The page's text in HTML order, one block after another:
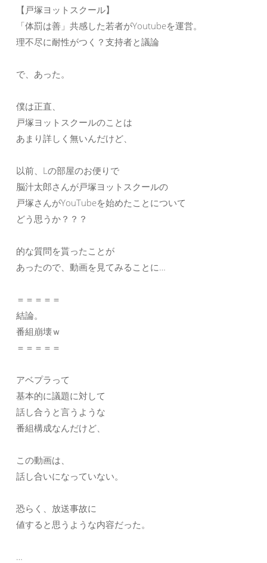
【戸塚ヨットスクール】
「体罰は善」共感した若者がYoutubeを運営。
理不尽に耐性がつく？支持者と議論
で、あった。
僕は正直、
戸塚ヨットスクールのことは
あまり詳しく無いんだけど、
以前、Lの部屋のお便りで
脳汁太郎さんが戸塚ヨットスクールの
戸塚さんがYouTubeを始めたことについて
どう思うか？？？
的な質問を貰ったことが
あったので、動画を見てみることに…
＝＝＝＝＝
結論。
番組崩壊ｗ
＝＝＝＝＝
アベプラって
基本的に議題に対して
話し合うと言うような
番組構成なんだけど、
この動画は、
話し合いになっていない。
恐らく、放送事故に
値すると思うような内容だった。
…